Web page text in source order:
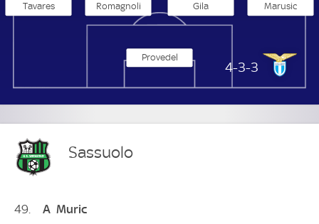
Lazio Rom
4-3-3
Provedel
Marusic
Gila
Romagnoli
Tavares
Sassuolo
49 A Muric